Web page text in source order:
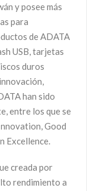
y posee más
para
de ADATA
USB, tarjetas
duros
han sido
entre los que se
Good
Excellence.
creada por
rendimiento a